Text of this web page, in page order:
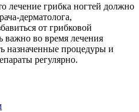
лечение грибка ногтей должно
дерматолога,
от грибковой
во время лечения
назначенные процедуры и
регулярно.